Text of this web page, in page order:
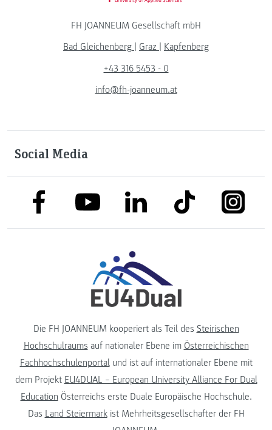
FH JOANNEUM Gesellschaft mbH
Bad Gleichenberg
Graz
Kapfenberg
+43 316 5453 - 0
info@fh-joanneum.at
Social Media
link to facebooklink to youtubelink to linkedinlink to tiktok
Die FH JOANNEUM kooperiert als Teil des Steirischen
Hochschulraums auf nationaler Ebene im Österreichischen
Fachhochschulenportalund ist auf internationaler Ebene mit
dem Projekt EU4DUAL – European University Alliance For Dual
Education Österreichs erste Duale Europäische Hochschule.
Das Land Steiermarkist Mehrheitsgesellschafter der FH